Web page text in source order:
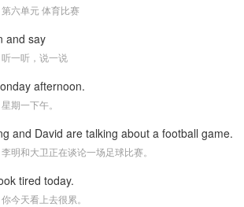
六单元 体育比赛
and say
一听，说一说
afternoon.
期一下午。
and David are talking about a football game.
明和大卫正在谈论一场足球比赛。
tired today.
今天看上去很累。